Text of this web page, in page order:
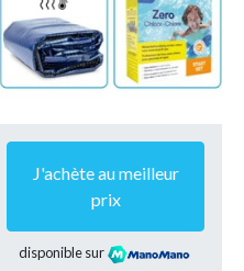
J'achète au meilleur
prix
disponible sur